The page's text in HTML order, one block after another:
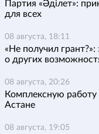
Партия «Әділет»:
для всех
08 августа, 18:11
«Не получил
о других
08 августа, 20:26
Комплексную работу
Астане
08 августа, 19:05